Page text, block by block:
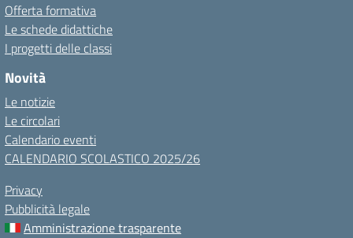
Offerta formativa
Le schede didattiche
I progetti delle classi
Novità
Le notizie
Le circolari
Calendario eventi
CALENDARIO SCOLASTICO 2025/26
Privacy
Pubblicità legale
Amministrazione trasparente